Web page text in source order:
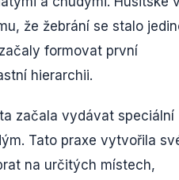
že žebrání se stalo
formovat první
hierarchii.
začala vydávat speciální
Tato praxe vytvořila
na určitých místech,